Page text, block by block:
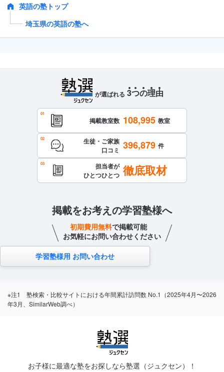
英語の塾トップ
埼玉県の英語の塾へ
が選ばれる 3つの理由
掲載教室数 108,995 教室
生徒・ご家族
口コミ 396,879 件
担当者が
ひとつひとつ 徹底取材
掲載をお考えの学習塾様へ
初期費用無料で掲載可能
お気軽にお問い合わせください
学習塾様用 お問い合わせ
※注1 塾検索・比較サイトにおける年間累計訪問数 No.1（2025年4月〜2026
年3月、SimilarWeb調べ）
お子様に最適な塾をお探しなら塾選（ジュクセン）！